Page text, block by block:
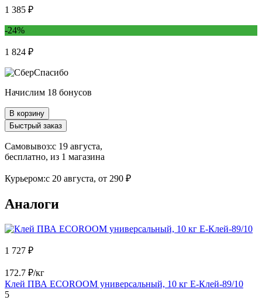
1 385 ₽
-24%
1 824 ₽
Начислим 18 бонусов
В корзину
Быстрый заказ
Самовывоз:c 19 августа,
бесплатно, из 1 магазина
Курьером:c 20 августа, от 290 ₽
Аналоги
1 727 ₽
172.7 ₽/кг
Клей ПВА ECOROOM универсальный, 10 кг E-Клей-89/10
5